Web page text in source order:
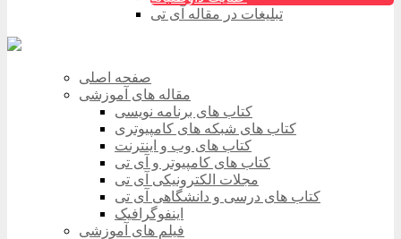
تبلیغات در مقاله آی تی
صفحه اصلی
مقاله های آموزشی
کتاب های برنامه نویسی
کتاب های شبکه های کامپیوتری
کتاب های وب و اینترنت
کتاب های کامپیوتر و آی تی
مجلات الکترونیکی آی تی
کتاب های درسی و دانشگاهی آی تی
اینفوگرافیک
فیلم های آموزشی